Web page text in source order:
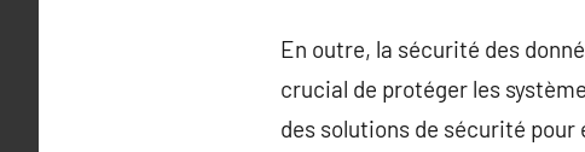
En outre, la sécurité des
crucial de protéger les
des solutions de sécurité